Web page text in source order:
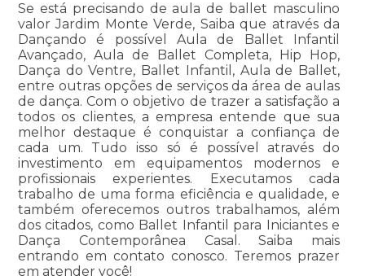
Se está precisando de aula de ballet masculino
valor Jardim Monte Verde, Saiba que através da
Dançando é possível Aula de Ballet Infantil
Avançado, Aula de Ballet Completa, Hip Hop,
Dança do Ventre, Ballet Infantil, Aula de Ballet,
entre outras opções de serviços da área de aulas
de dança. Com o objetivo de trazer a satisfação a
todos os clientes, a empresa entende que sua
melhor destaque é conquistar a confiança de
cada um. Tudo isso só é possível através do
investimento em equipamentos modernos e
profissionais experientes. Executamos cada
trabalho de uma forma eficiência e qualidade, e
também oferecemos outros trabalhamos, além
dos citados, como Ballet Infantil para Iniciantes e
Dança Contemporânea Casal. Saiba mais
entrando em contato conosco. Teremos prazer
em atender você!